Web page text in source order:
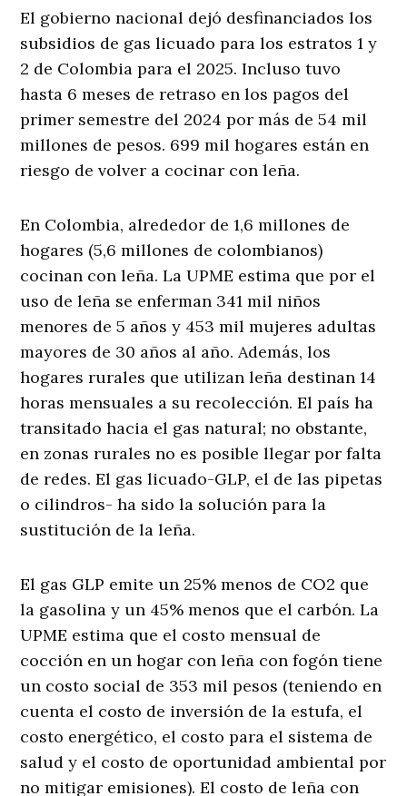
El gobierno nacional dejó desfinanciados los
subsidios de gas licuado para los estratos 1 y
2 de Colombia para el 2025. Incluso tuvo
hasta 6 meses de retraso en los pagos del
primer semestre del 2024 por más de 54 mil
millones de pesos. 699 mil hogares están en
riesgo de volver a cocinar con leña.
En Colombia, alrededor de 1,6 millones de
hogares (5,6 millones de colombianos)
cocinan con leña. La UPME estima que por el
uso de leña se enferman 341 mil niños
menores de 5 años y 453 mil mujeres adultas
mayores de 30 años al año. Además, los
hogares rurales que utilizan leña destinan 14
horas mensuales a su recolección. El país ha
transitado hacia el gas natural; no obstante,
en zonas rurales no es posible llegar por falta
de redes. El gas licuado-GLP, el de las pipetas
o cilindros- ha sido la solución para la
sustitución de la leña.
El gas GLP emite un 25% menos de CO2 que
la gasolina y un 45% menos que el carbón. La
UPME estima que el costo mensual de
cocción en un hogar con leña con fogón tiene
un costo social de 353 mil pesos (teniendo en
cuenta el costo de inversión de la estufa, el
costo energético, el costo para el sistema de
salud y el costo de oportunidad ambiental por
no mitigar emisiones). El costo de leña con